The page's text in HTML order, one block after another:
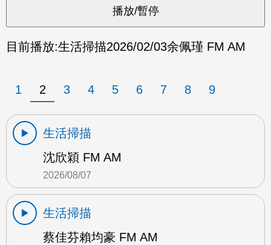
目前播放:生活掃描2026/02/03余佩瑾 FM AM
1 2 3 4 5 6 7 8 9
生活掃描
沈欣穎 FM AM
2026/08/07
生活掃描
蔡佳芬賴均豪 FM AM